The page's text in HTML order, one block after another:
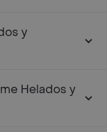
y
Helados y